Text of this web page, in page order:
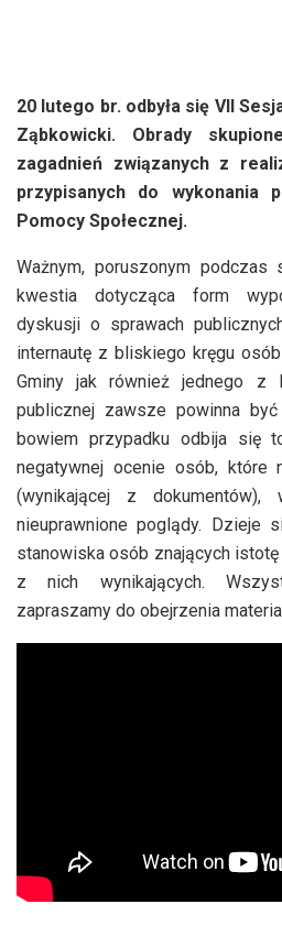
20 lutego br. odbyła się VII
Ząbkowicki. Obrady
zagadnień związanych z
przypisanych do wykonania
Pomocy Społecznej.
Ważnym, poruszonym podczas
kwestia dotycząca form
dyskusji o sprawach
internautę z bliskiego kręgu
Gminy jak również jednego z
publicznej zawsze powinna
bowiem przypadku odbija się
negatywnej ocenie osób, które
(wynikającej z dokumentów),
nieuprawnione poglądy. Dzieje
stanowiska osób znających
z nich wynikających.
zapraszamy do obejrzenia